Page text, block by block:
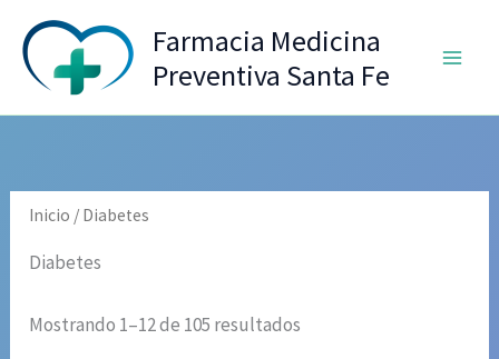
contenido
Farmacia Medicina
Preventiva Santa Fe
Inicio / Diabetes
Diabetes
Mostrando 1–12 de 105 resultados